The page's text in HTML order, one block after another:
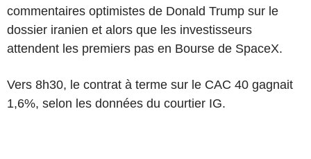
commentaires optimistes de Donald Trump sur le
dossier iranien et alors que les investisseurs
attendent les premiers pas en Bourse de SpaceX.
Vers 8h30, le contrat à terme sur le CAC 40 gagnait
1,6%, selon les données du courtier IG.